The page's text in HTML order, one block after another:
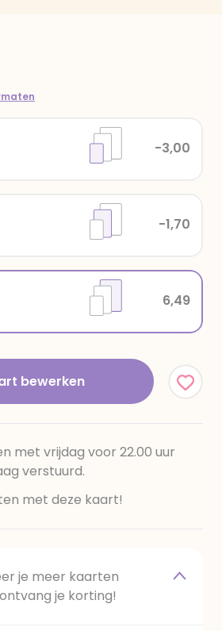
6,49
-1,70
-3,00
bewerken
met vrijdag voor 22.00 uur
verstuurd.
met deze kaart!
je meer kaarten
je korting!